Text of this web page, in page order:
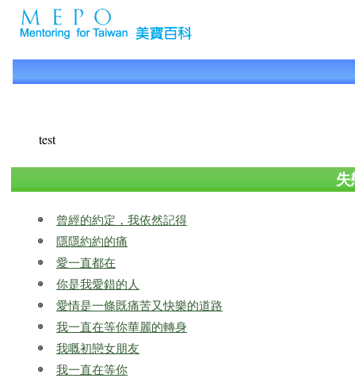
test
曾經的約定，我依然記得
隱隱約約的痛
愛一直都在
你是我愛錯的人
愛情是一條既痛苦又快樂的道路
我一直在等你華麗的轉身
我嘅初戀女朋友
我一直在等你